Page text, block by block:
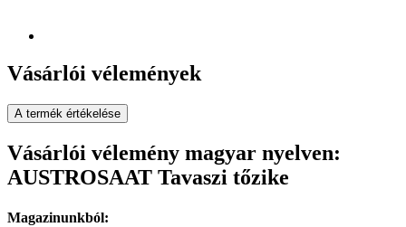
Vásárlói vélemények
A termék értékelése
Vásárlói vélemény magyar nyelven:
AUSTROSAAT Tavaszi tőzike
Magazinunkból: